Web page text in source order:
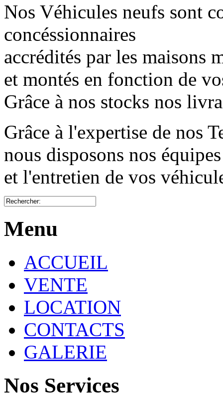
Nos Véhicules neufs sont
concéssionnaires
accrédités par les maisons
et montés en fonction de
Grâce à nos stocks nos
Grâce à l'expertise de nos
nous disposons nos
et l'entretien de vos
Menu
ACCUEIL
VENTE
LOCATION
CONTACTS
GALERIE
Nos Services